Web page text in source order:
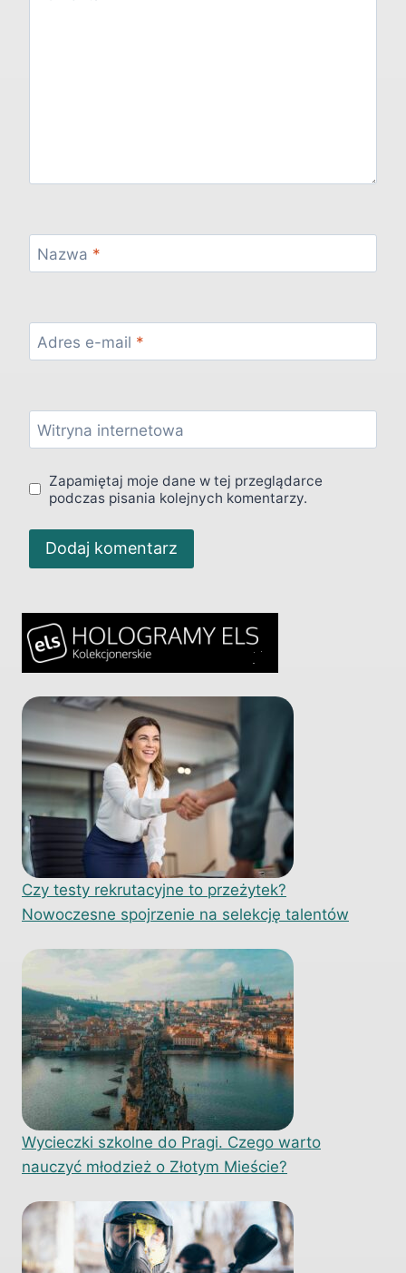
Nazwa *
Adres e-mail *
Witryna internetowa
Zapamiętaj moje dane w tej przeglądarce
podczas pisania kolejnych komentarzy.
Czy testy rekrutacyjne to przeżytek?
Nowoczesne spojrzenie na selekcję talentów
Wycieczki szkolne do Pragi. Czego warto
nauczyć młodzież o Złotym Mieście?